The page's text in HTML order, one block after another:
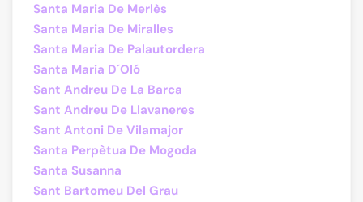
Santa Maria De Merlès
Santa Maria De Miralles
Santa Maria De Palautordera
Santa Maria D´Oló
Sant Andreu De La Barca
Sant Andreu De Llavaneres
Sant Antoni De Vilamajor
Santa Perpètua De Mogoda
Santa Susanna
Sant Bartomeu Del Grau